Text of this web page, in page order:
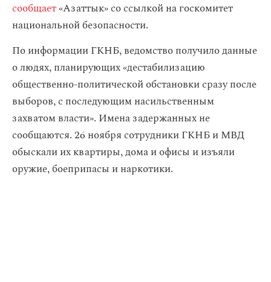
сообщает«Азаттык» со ссылкой на госкомитет
национальной безопасности.
По информации ГКНБ, ведомство получило данные
о людях, планирующих «дестабилизацию
общественно-политической обстановки сразу после
выборов, с последующим насильственным
захватом власти». Имена задержанных не
сообщаются. 26 ноября сотрудники ГКНБ и МВД
обыскали их квартиры, дома и офисы и изъяли
оружие, боеприпасы и наркотики.